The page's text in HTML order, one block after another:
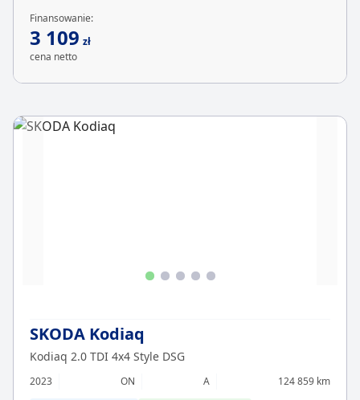
Finansowanie:
3 109 zł
cena netto
SKODA Kodiaq
Kodiaq 2.0 TDI 4x4 Style DSG
2023 ON A
124 859 km